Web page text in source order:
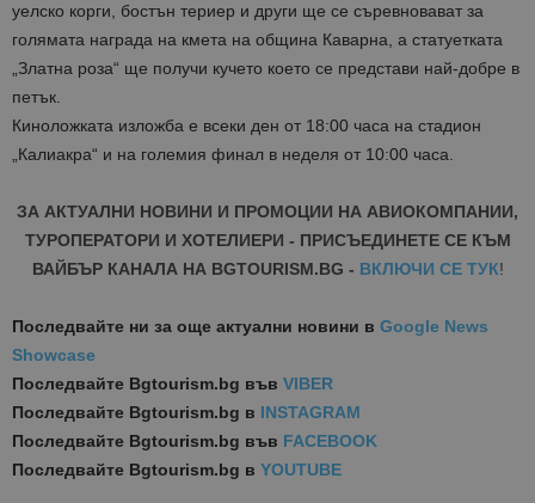
уелско корги, бостън териер и други ще се съревновават за
голямата награда на кмета на община Каварна, а статуетката
„Златна роза“ ще получи кучето което се представи най-добре в
петък.
Киноложката изложба е всеки ден от 18:00 часа на стадион
„Калиакра“ и на големия финал в неделя от 10:00 часа.
ЗА АКТУАЛНИ НОВИНИ И ПРОМОЦИИ НА АВИОКОМПАНИИ,
ТУРОПЕРАТОРИ И ХОТЕЛИЕРИ - ПРИСЪЕДИНЕТЕ СЕ КЪМ
ВАЙБЪР КАНАЛА НА BGTOURISM.BG - ВКЛЮЧИ СЕ ТУК!
Последвайте ни за още актуални новини в Google News
Showcase
Последвайте Bgtourism.bg във VIBER
Последвайте Bgtourism.bg в INSTAGRAM
Последвайте Bgtourism.bg във FACEBOOK
Последвайте Bgtourism.bg в YOUTUBE